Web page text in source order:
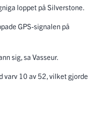
loppet på Silverstone.
GPS-signalen på
sig, sa Vasseur.
varv 10 av 52, vilket gjorde